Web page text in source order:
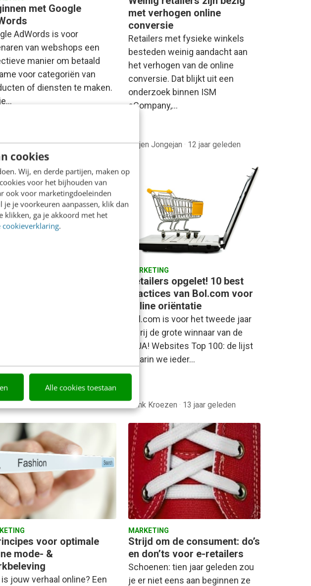
cookies
Wij, en derde partijen, maken op
voor het bijhouden van
ook voor marketingdoeleinden
je voorkeuren aanpassen, klik dan
klikken, ga je akkoord met het
cookieverklaring.
Alle cookies toestaan
met Google
AdWords is voor
van webshops een
manier om betaald
voor categoriën van
of diensten te maken.
met verhogen online
conversie
Retailers met fysieke winkels
besteden weinig aandacht aan
het verhogen van de online
conversie. Dat blijkt uit een
onderzoek binnen ISM
eCompany,…
Jurjen Jongejan · 12 jaar geleden
zitten hier foto’s bij die…
van Rijsewijk· 13 jaar
MARKETING
Retailers opgelet! 10 best
practices van Bol.com voor
online oriëntatie
Bol.com is voor het tweede jaar
op rij de grote winnaar van de
WUA! Websites Top 100: de lijst
waarin we ieder…
Henk Kroezen · 13 jaar geleden
voor optimale
mode- &
jouw verhaal online? Een
MARKETING
Strijd om de consument: do’s
en don’ts voor e-retailers
Schoenen: tien jaar geleden zou
je er niet eens aan beginnen ze